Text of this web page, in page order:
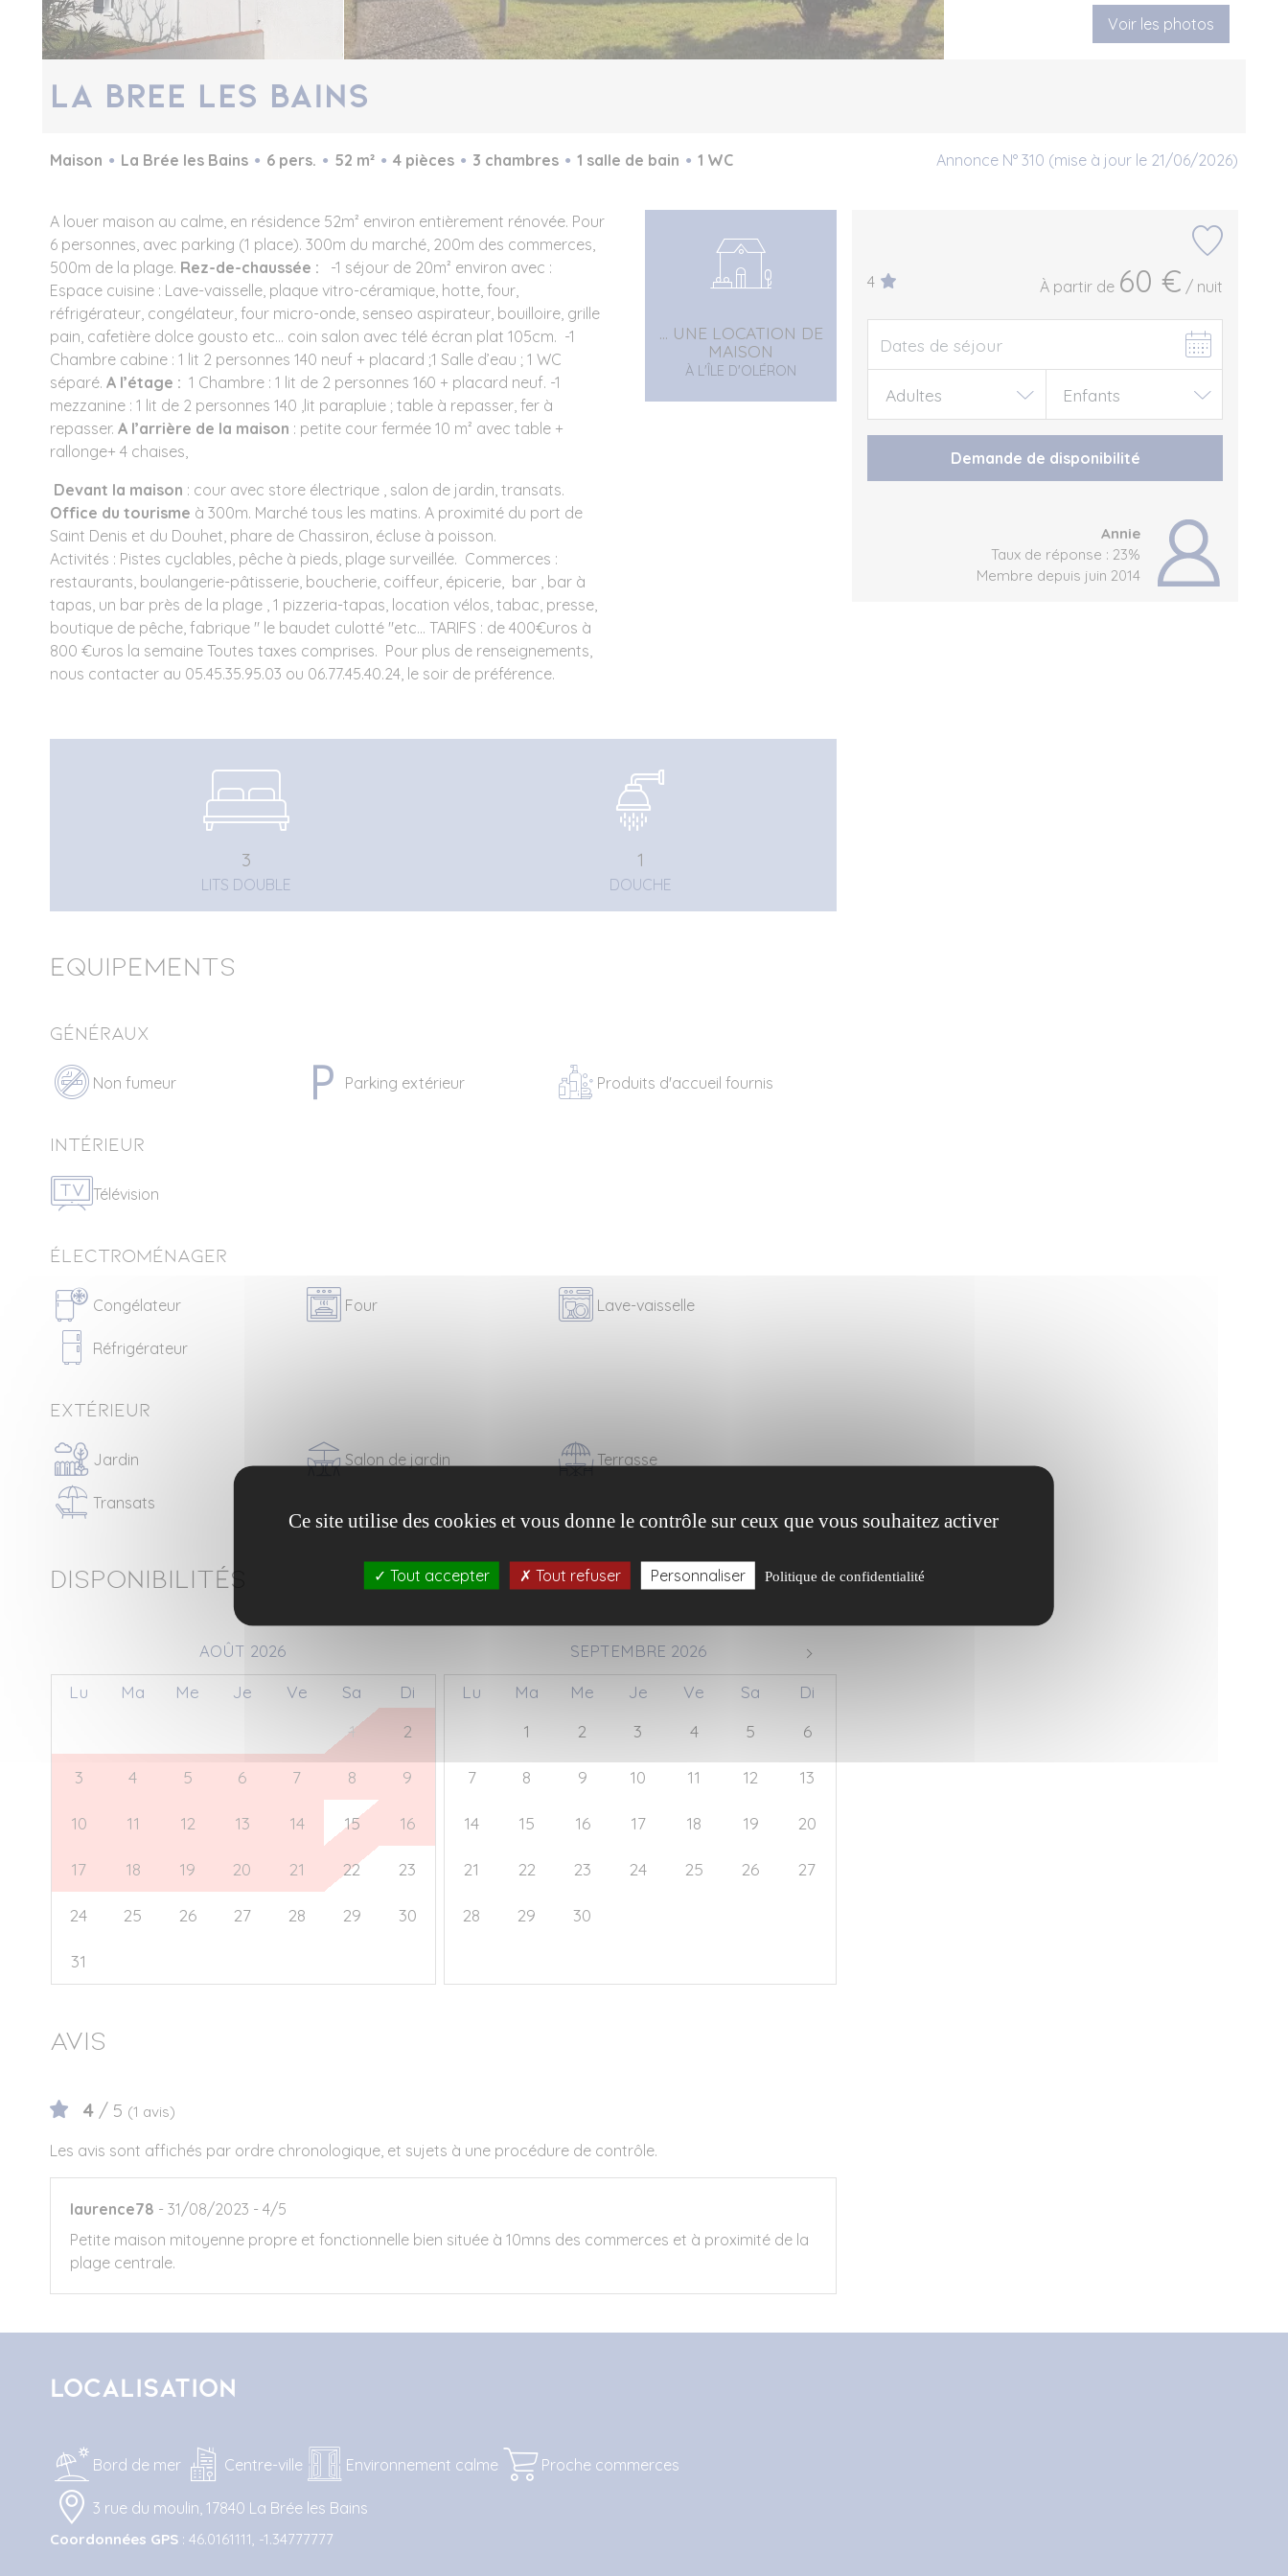
Voir les photos
LA BREE LES BAINS
Maison La Brée les Bains 6 pers. 52 m² 4 pièces 3 chambres 1 salle de bain 1 WC Annonce N° 310 (mise à jour le 21/06/2026)
4 À partir de 60 € / nuit
Demande de disponibilité
Annie
Taux de réponse : 23%
Membre depuis juin 2014
A louer maison au calme, en résidence 52m² environ entièrement rénovée. Pour
6 personnes, avec parking (1 place). 300m du marché, 200m des commerces,
500m de la plage. Rez-de-chaussée :
-1 séjour de 20m² environ avec :
Espace cuisine : Lave-vaisselle, plaque vitro-céramique, hotte, four,
réfrigérateur, congélateur, four micro-onde, senseo aspirateur, bouilloire, grille
pain, cafetière dolce gousto etc... coin salon avec télé écran plat 105cm. -1
Chambre cabine : 1 lit 2 personnes 140 neuf + placard ;1 Salle d’eau ; 1 WC
séparé.A l’étage : 1 Chambre : 1 lit de 2 personnes 160 + placard neuf. -1
mezzanine : 1 lit de 2 personnes 140 ,lit parapluie ; table à repasser, fer à
repasser.A l’arrière de la maison : petite cour fermée 10 m² avec table +
rallonge+ 4 chaises,
Devant la maison : cour avec store électrique , salon de jardin, transats.
Office du tourisme à 300m. Marché tous les matins. A proximité du port de
Saint Denis et du Douhet, phare de Chassiron, écluse à poisson.
Activités : Pistes cyclables, pêche à pieds, plage surveillée. Commerces :
restaurants, boulangerie-pâtisserie, boucherie, coiffeur, épicerie, bar , bar à
tapas, un bar près de la plage , 1 pizzeria-tapas, location vélos, tabac, presse,
boutique de pêche, fabrique " le baudet culotté "etc... TARIFS : de 400€uros à
800 €uros la semaine Toutes taxes comprises. Pour plus de renseignements,
nous contacter au 05.45.35.95.03 ou 06.77.45.40.24, le soir de préférence.
... UNE LOCATION DE
MAISON
À L'ÎLE D'OLÉRON
3
LITS DOUBLE
1
DOUCHE
Equipements
Généraux
Non fumeur Parking extérieur Produits d'accueil fournis
Intérieur
Télévision
Électroménager
Congélateur Four Lave-vaisselle
Réfrigérateur
Extérieur
Jardin Salon de jardin Terrasse
Transats
Disponibilités
AOÛT 2026
Lu Ma Me Je Ve Sa
Di
1 2
3 4 5 6 7 8 9
10 11 12 13 14 15 16
17 18 19 20 21 22 23
24 25 26 27 28 29 30
31
SEPTEMBRE 2026
Lu Ma Me Je Ve Sa
Di
1 2 3 4 5 6
7 8 9 10 11 12 13
14 15 16 17 18 19 20
21 22 23 24 25 26 27
28 29 30
Avis
4 / 5 (1 avis)
Les avis sont affichés par ordre chronologique, et sujets à une procédure de contrôle.
laurence78 31/08/2023
4/5
Petite maison mitoyenne propre et fonctionnelle bien située à 10mns des commerces et à proximité de la
plage centrale.
Localisation
Bord de mer Centre-ville Environnement calme Proche commerces
3 rue du moulin, 17840 La Brée les Bains
Coordonnées GPS : 46.0161111, -1.34777777
Ce site utilise des cookies et vous donne le contrôle sur ceux que vous souhaitez activer
Tout accepter Tout refuser Personnaliser Politique de confidentialité